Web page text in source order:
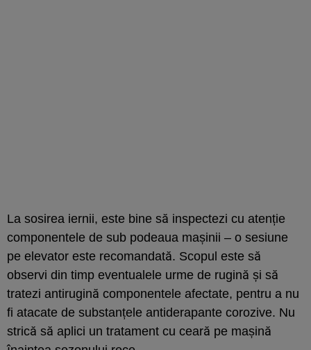
La sosirea iernii, este bine să inspectezi cu atenție
componentele de sub podeaua mașinii – o sesiune
pe elevator este recomandată. Scopul este să
observi din timp eventualele urme de rugină și să
tratezi antirugină componentele afectate, pentru a nu
fi atacate de substanțele antiderapante corozive. Nu
strică să aplici un tratament cu ceară pe mașină